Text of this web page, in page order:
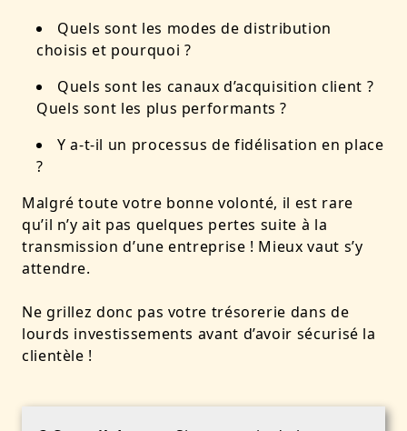
Quels sont les modes de distribution
choisis et pourquoi ?
Quels sont les canaux d’acquisition client ?
Quels sont les plus performants ?
Y a-t-il un processus de fidélisation en place
?
Malgré toute votre bonne volonté, il est rare
qu’il n’y ait pas quelques pertes suite à la
transmission d’une entreprise ! Mieux vaut s’y
attendre.
Ne grillez donc pas votre trésorerie dans de
lourds investissements avant d’avoir sécurisé la
clientèle !